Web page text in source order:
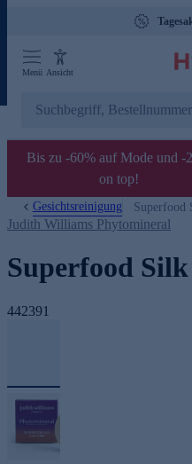
Menü Ansicht
Bis zu -60% auf Mode und -
on top!
Gesichtsreinigung Superfood
Judith Williams Phytomineral
Superfood
442391